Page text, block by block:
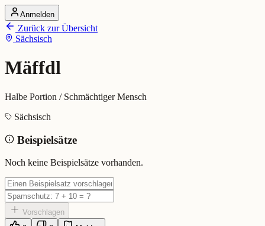
Startseite
Alle Dialekte
Dialekte vergleichen
Dialekt-Karte
Ranking
Mäffdl (Sächsisch)
Bedeutung: Halbe Portion / Schmächtiger Mensch
Eingereicht von: Mundwerk Team
Anmelden
Zurück zur Übersicht
Sächsisch
Mäffdl
Halbe Portion / Schmächtiger Mensch
Sächsisch
Beispielsätze
Noch keine Beispielsätze vorhanden.
Vorschlagen